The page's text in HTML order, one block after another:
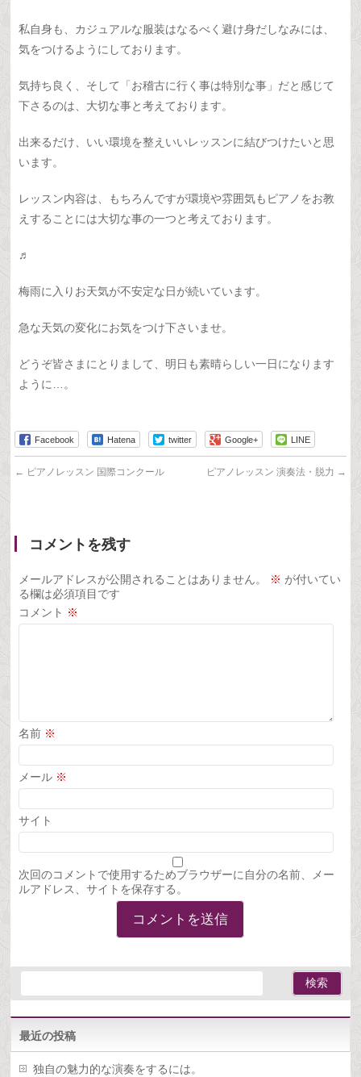
私自身も、カジュアルな服装はなるべく避け身だしなみには、
気をつけるようにしております。
気持ち良く、そして「お稽古に行く事は特別な事」だと感じて
下さるのは、大切な事と考えております。
出来るだけ、いい環境を整えいいレッスンに結びつけたいと思
います。
レッスン内容は、もちろんですが環境や雰囲気もピアノをお教
えすることには大切な事の一つと考えております。
♬
梅雨に入りお天気が不安定な日が続いています。
急な天気の変化にお気をつけ下さいませ。
どうぞ皆さまにとりまして、明日も素晴らしい一日になります
ように…。
Facebook Hatena twitter Google+ LINE
← ピアノレッスン 国際コンクール ピアノレッスン 演奏法・脱力 →
コメントを残す
メールアドレスが公開されることはありません。 ※ が付いてい
る欄は必須項目です
コメント ※
名前 ※
メール ※
サイト
次回のコメントで使用するためブラウザーに自分の名前、メー
ルアドレス、サイトを保存する。
最近の投稿
独自の魅力的な演奏をするには。